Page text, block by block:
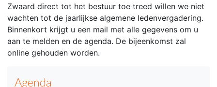
Zwaard direct tot het bestuur toe treed willen we niet
wachten tot de jaarlijkse algemene ledenvergadering.
Binnenkort krijgt u een mail met alle gegevens om u
aan te melden en de agenda. De bijeenkomst zal
online gehouden worden.
Agenda